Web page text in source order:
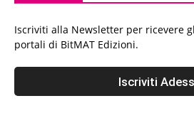
Iscriviti alla Newsletter per ricevere
portali di BitMAT Edizioni.